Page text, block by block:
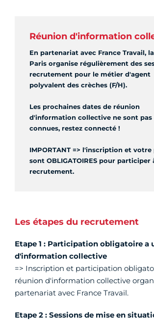
Réunion d'information
En partenariat avec France Travail,
Paris organise régulièrement des
recrutement pour le métier d'agent
polyvalent des crèches (F/H).
Les prochaines dates de réunion
d'information collective ne sont pas
connues, restez connecté !
IMPORTANT => l'inscription et votre
sont OBLIGATOIRES pour participer
recrutement.
Les étapes du recrutement
Etape 1 : Participation obligatoire a
d'information collective
=> Inscription et participation
réunion d'information collective
partenariat avec France Travail.
Etape 2 : Sessions de mise en